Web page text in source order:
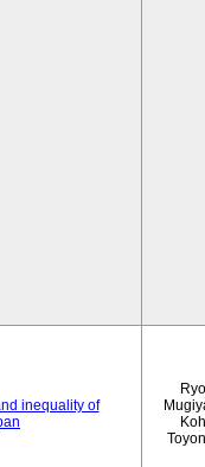
inequality of